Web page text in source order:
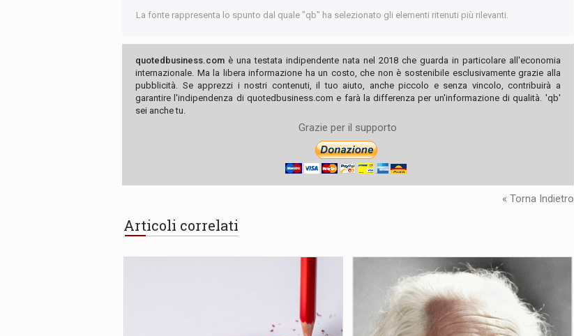
La fonte rappresenta lo spunto dal quale "qb" ha selezionato gli elementi ritenuti più rilevanti.
quotedbusiness.com è una testata indipendente nata nel 2018 che guarda in particolare all'economia
internazionale. Ma la libera informazione ha un costo, che non è sostenibile esclusivamente grazie alla
pubblicità. Se apprezzi i nostri contenuti, il tuo aiuto, anche piccolo e senza vincolo, contribuirà a
garantire l'indipendenza di quotedbusiness.com e farà la differenza per un'informazione di qualità. 'qb'
sei anche tu.
Grazie per il supporto
« Torna Indietro
Articoli correlati